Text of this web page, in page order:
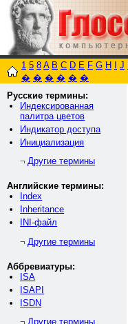
1 5 8 A B C D E F G H J
� � � � � �
Русские термины:
Индексированная
палитра цветов
Индикатор доступа
Инициализация
¬ Другие термины
Английские термины:
Index
Inheritance
INI-файл
¬ Другие термины
Аббревиатуры:
ISA
ISAPI
ISDN
Другие термины